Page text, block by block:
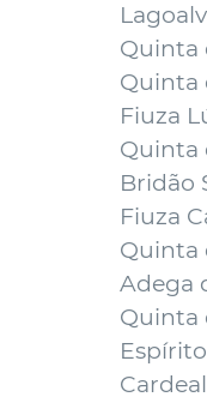
Quinta
Quinta
Fiuza
Quinta
Bridão
Fiuza
Quinta
Adega
Quinta